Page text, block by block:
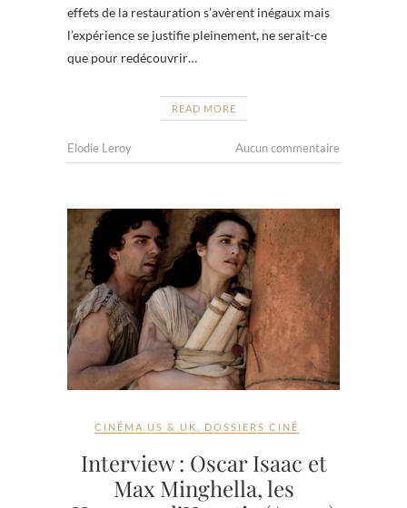
effets de la restauration s’avèrent inégaux mais
l’expérience se justifie pleinement, ne serait-ce
que pour redécouvrir…
READ MORE
Elodie Leroy Aucun commentaire
CINÉMA US & UK DOSSIERS CINÉ
Interview : Oscar Isaac et
Max Minghella, les